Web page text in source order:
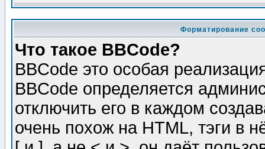
Форматирование
Что такое BBCode?
BBCode это особая
BBCode определяется
отключить его в каждом
очень похож на HTML, тэги в